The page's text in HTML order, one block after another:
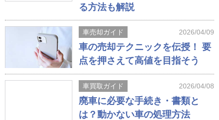
る方法も解説
車売却ガイド 2026/04/09
車の売却テクニックを伝授！ 要
点を押さえて高値を目指そう
車買取ガイド 2026/04/08
廃車に必要な手続き・書類と
は？動かない車の処理方法